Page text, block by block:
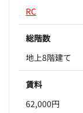
RC
総階数
地上8階建て
賃料
62,000円